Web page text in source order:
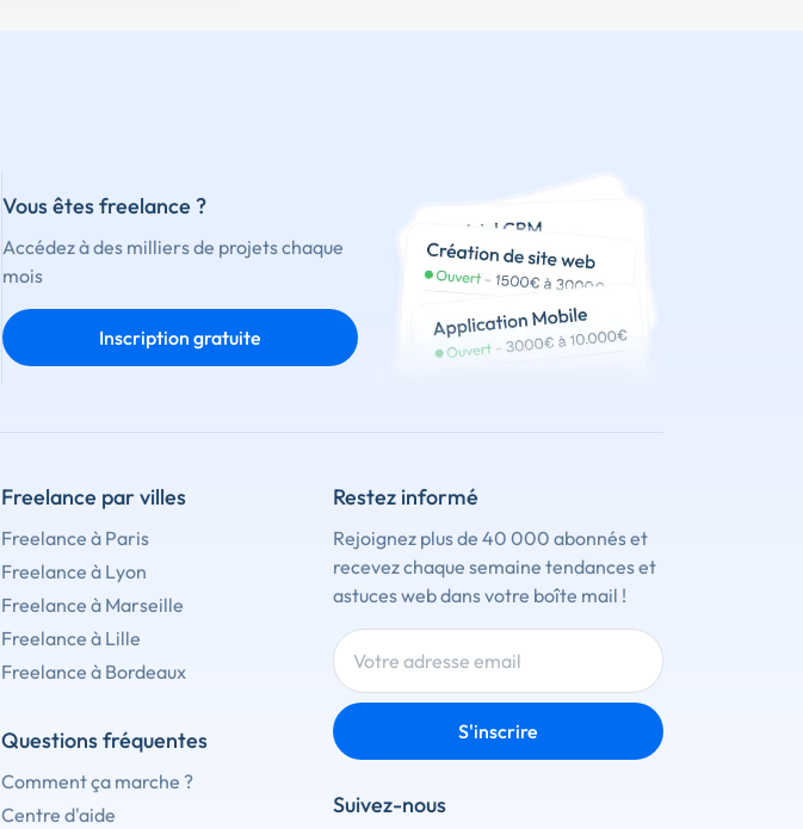
Vous êtes freelance ?
Accédez à des milliers de projets chaque
mois
Inscription gratuite
Freelance par villes
Freelance à Paris
Freelance à Lyon
Freelance à Marseille
Freelance à Lille
Freelance à Bordeaux
Questions fréquentes
Comment ça marche ?
Centre d'aide
Restez informé
Rejoignez plus de 40 000 abonnés et
recevez chaque semaine tendances et
astuces web dans votre boîte mail !
S'inscrire
Suivez-nous